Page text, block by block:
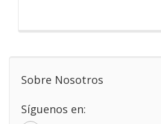
Sobre Nosotros
Síguenos en: